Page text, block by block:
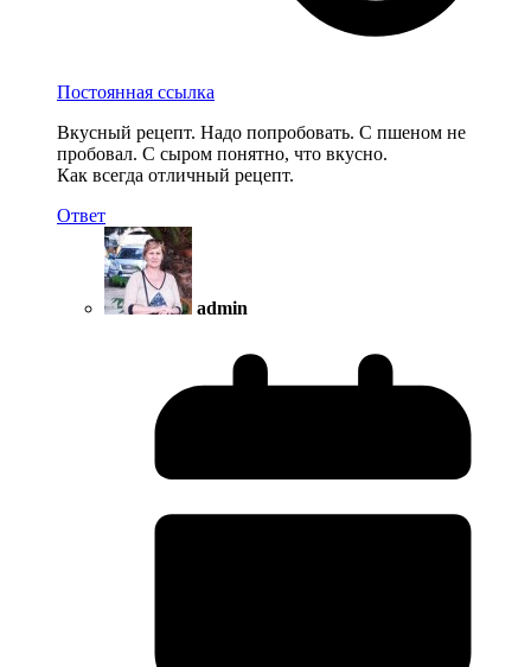
Постоянная ссылка
Вкусный рецепт. Надо попробовать. С пшеном не
пробовал. С сыром понятно, что вкусно.
Как всегда отличный рецепт.
Ответ
admin